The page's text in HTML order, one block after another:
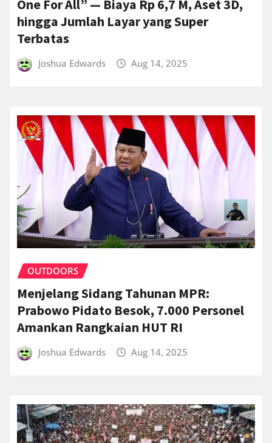
One For All” — Biaya Rp 6,7 M, Aset 3D,
hingga Jumlah Layar yang Super
Terbatas
Joshua Edwards Aug 14, 2025
OUTDOORS
Menjelang Sidang Tahunan MPR:
Prabowo Pidato Besok, 7.000 Personel
Amankan Rangkaian HUT RI
Joshua Edwards Aug 14, 2025